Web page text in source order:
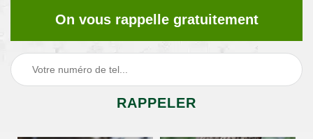
On vous rappelle gratuitement